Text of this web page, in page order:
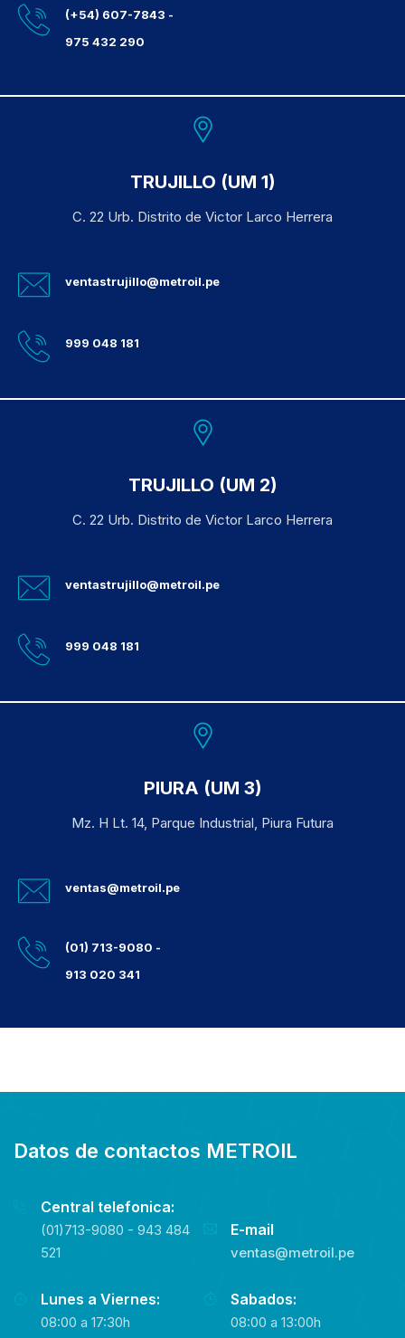
(+54) 607-7843 -
975 432 290
TRUJILLO (UM 1)
C. 22 Urb. Distrito de Victor Larco Herrera
ventastrujillo@metroil.pe
999 048 181
TRUJILLO (UM 2)
C. 22 Urb. Distrito de Victor Larco Herrera
ventastrujillo@metroil.pe
999 048 181
PIURA (UM 3)
Mz. H Lt. 14, Parque Industrial, Piura Futura
ventas@metroil.pe
(01) 713-9080 -
913 020 341
Datos de contactos METROIL
Central telefonica:
(01)713-9080 - 943 484
521
E-mail
ventas@metroil.pe
Lunes a Viernes:
08:00 a 17:30h
Sabados:
08:00 a 13:00h